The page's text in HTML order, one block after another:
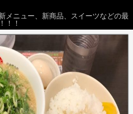
メニュー、新商品、スイーツなどの最
！！